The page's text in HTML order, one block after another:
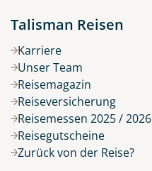
Talisman Reisen
Karriere
Unser Team
Reisemagazin
Reiseversicherung
Reisemessen 2025 / 2026
Reisegutscheine
Zurück von der Reise?